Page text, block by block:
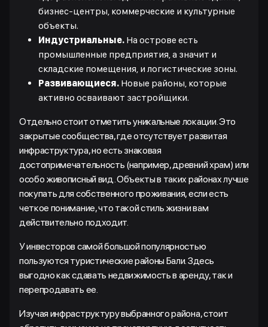
бизнес-центры, коммерческие и культурные
объекты.
Индустриальные. На острове есть
промышленные предприятия, а значит и
складские помещения, и логистические зоны.
Развивающиеся. Новые районы, которые
активно осваивают застройщики.
Отдельно стоит отметить уникальные локации. Это
закрытые сообщества, где отсутствует развитая
инфраструктура, но есть знаковая
достопримечательность (например, древний храм) или
особо живописный вид. Объекты в таких районах лучше
покупать для собственного проживания, если есть
четкое понимание, что такой стиль жизни вам
действительно подходит.
У инвесторов самой большой популярностью
пользуются туристические районы Бали. Здесь
выгодно как сдавать недвижимость в аренду, так и
перепродавать ее.
Изучая инфраструктуру выбранного района, стоит